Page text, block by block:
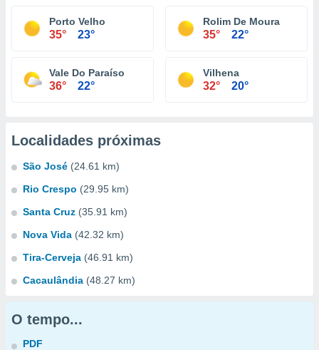
Porto Velho
35° 23°
Rolim De Moura
35° 22°
Vale Do Paraíso
36° 22°
Vilhena
32° 20°
Localidades próximas
São José (24.61 km)
Rio Crespo (29.95 km)
Santa Cruz (35.91 km)
Nova Vida (42.32 km)
Tira-Cerveja (46.91 km)
Cacaulândia (48.27 km)
O tempo...
PDF